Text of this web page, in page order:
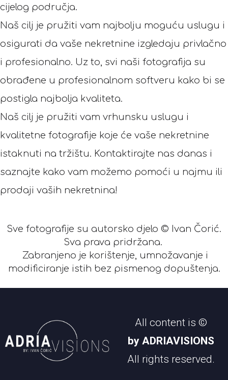
cijelog područja.
Naš cilj je pružiti vam najbolju moguću uslugu i
osigurati da vaše nekretnine izgledaju privlačno
i profesionalno. Uz to, svi naši fotografija su
obrađene u profesionalnom softveru kako bi se
postigla najbolja kvaliteta.
Naš cilj je pružiti vam vrhunsku uslugu i
kvalitetne fotografije koje će vaše nekretnine
istaknuti na tržištu. Kontaktirajte nas danas i
saznajte kako vam možemo pomoći u najmu ili
prodaji vaših nekretnina!
Sve fotografije su autorsko djelo © Ivan Čorić.
Sva prava pridržana.
Zabranjeno je korištenje, umnožavanje i
modificiranje istih bez pismenog dopuštenja.
All content is ©
by ADRIAVISIONS
All rights reserved.